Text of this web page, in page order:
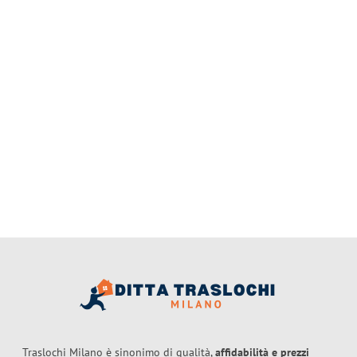
Traslochi Milano è sinonimo di qualità,affidabilità e prezzi